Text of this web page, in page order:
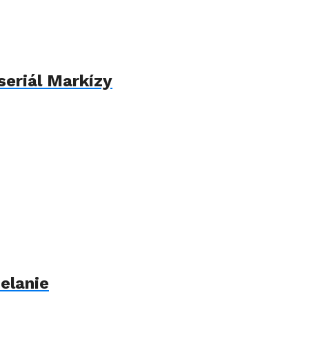
Markízy